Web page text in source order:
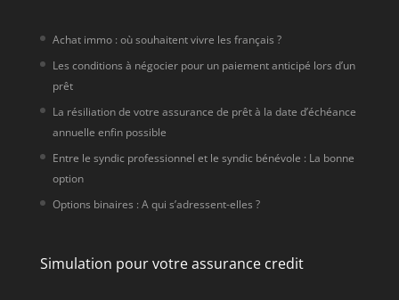
Achat immo : où souhaitent vivre les français ?
Les conditions à négocier pour un paiement anticipé lors d’un
prêt
La résiliation de votre assurance de prêt à la date d’échéance
annuelle enfin possible
Entre le syndic professionnel et le syndic bénévole : La bonne
option
Options binaires : A qui s’adressent-elles ?
Simulation pour votre assurance credit